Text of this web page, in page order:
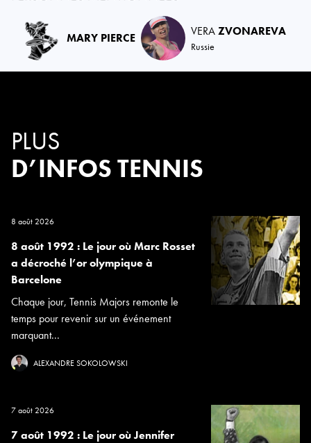
MARY PIERCE VERAZVONAREVA
Russie
PLUS
D’INFOS TENNIS
8 août 2026
8 août 1992 : Le jour où Marc Rosset
a décroché l’or olympique à
Barcelone
Chaque jour, Tennis Majors remonte le
temps pour revenir sur un événement
marquant...
ALEXANDRE SOKOLOWSKI
7 août 2026
7 août 1992 : Le jour où Jennifer